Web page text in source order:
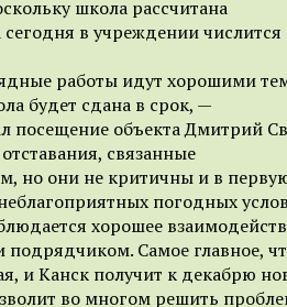
школа рассчитана
сегодня в учреждении числится
работы идут хорошими
будет сдана в срок, —
посещение объекта Дмитрий
связанные
но они не критичны и в
погодных
хорошее
Самое главное,
и Канск получит к декабрю
во многом решить